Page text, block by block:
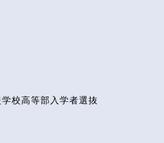
校高等部入学者選抜